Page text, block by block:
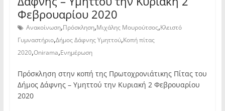
Φεβρουαρίου 2020
Ανακοίνωση,Πρόσκληση,Μιχάλης Μουρούτσος,Κλειστό
Γυμναστήριο,Δήμος Δάφνης Υμηττού,Κοπή πίτας
2020,Onirama,Ενημέρωση
Πρόσκληση στην κοπή της Πρωτοχρονιάτικης Πίτας του
Δήμος Δάφνης – Υμηττού την Κυριακή 2 Φεβρουαρίου
2020